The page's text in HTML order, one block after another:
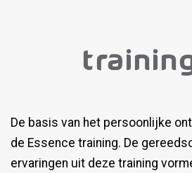
De basis van het persoonlijke
de Essence training. De
ervaringen uit deze training